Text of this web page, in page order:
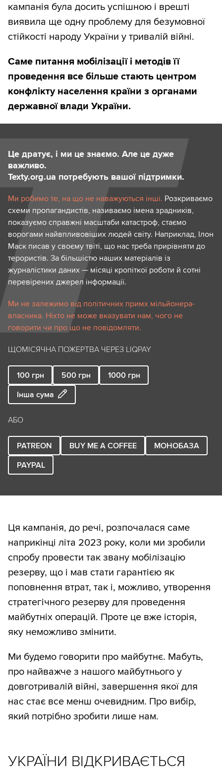
кампанія була досить успішною і врешті
виявила ще одну проблему для безумовної
стійкості народу України у тривалій війні.
Саме питання мобілізації і методів її
проведення все більше стають центром
конфлікту населення країни з органами
державної влади України.
Це дратує, і ми це знаємо. Але це дуже
важливо.
Texty.org.ua потребують вашої підтримки.
Ми робимо те, на що не наважуються інші. Розкриваємо
схеми пропагандистів, називаємо імена зрадників,
показуємо справжні масштаби катастроф, стаємо
ворогами найвпливовіших людей світу. Наприклад, Ілон
Маск писав у своєму твіті, що нас треба прирівняти до
терористів. За більшістю наших матеріалів із
журналістики даних — місяці кропіткої роботи й сотні
перевірених джерел інформації.
Ми не залежимо від політичних примх мільйонера-
власника. Ніхто не може вказувати нам, чого не
говорити чи про що не повідомляти.
ЩОМІСЯЧНА ПОЖЕРТВА ЧЕРЕЗ LIQPAY
100 грн 500 грн 1000 грн
Інша сума
АБО
PATREON BUY ME A COFFEE
МОНОБАЗА
PAYPAL
Ця кампанія, до речі, розпочалася саме
наприкінці літа 2023 року, коли ми зробили
спробу провести так звану мобілізацію
резерву, що і мав стати гарантією як
поповнення втрат, так і, можливо, утворення
стратегічного резерву для проведення
майбутніх операцій. Проте це вже історія,
яку неможливо змінити.
Ми будемо говорити про майбутнє. Мабуть,
про найважче з нашого майбутнього у
довготривалій війні, завершення якої для
нас стає все менш очевидним. Про вибір,
який потрібно зробити лише нам.
УКРАЇНИ ВІДКРИВАЄТЬСЯ